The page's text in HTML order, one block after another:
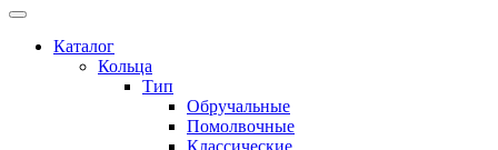
Каталог
Кольца
Тип
Обручальные
Помолвочные
Классические